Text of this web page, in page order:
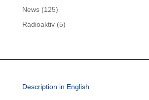
News(125)
Radioaktiv(5)
Description in English